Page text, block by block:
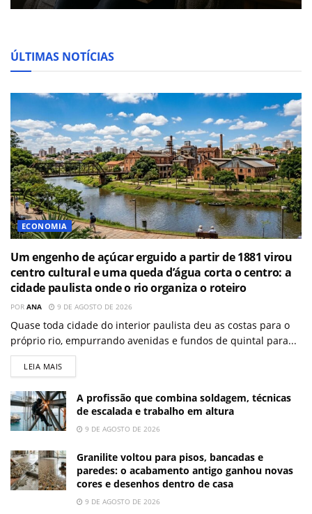
ÚLTIMAS NOTÍCIAS
ECONOMIA
Um engenho de açúcar erguido a partir de 1881 virou
centro cultural e uma queda d’água corta o centro: a
cidade paulista onde o rio organiza o roteiro
POR ANA 9 DE AGOSTO DE 2026
Quase toda cidade do interior paulista deu as costas para o
próprio rio, empurrando avenidas e fundos de quintal para...
LEIA MAIS
A profissão que combina soldagem, técnicas
de escalada e trabalho em altura
9 DE AGOSTO DE 2026
Granilite voltou para pisos, bancadas e
paredes: o acabamento antigo ganhou novas
cores e desenhos dentro de casa
9 DE AGOSTO DE 2026